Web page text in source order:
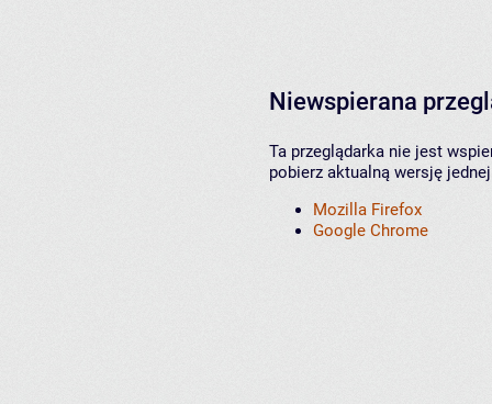
Niewspierana
Ta przeglądarka nie jest
pobierz aktualną wersję
Mozilla Firefox
Google Chrome